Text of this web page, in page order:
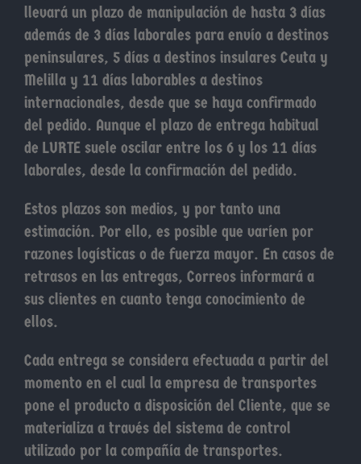
llevará un plazo de manipulación de hasta 3 días
además de 3 días laborales para envío a destinos
peninsulares, 5 días a destinos insulares Ceuta y
Melilla y 11 días laborables a destinos
internacionales, desde que se haya confirmado
del pedido. Aunque el plazo de entrega habitual
de LURTE suele oscilar entre los 6 y los 11 días
laborales, desde la confirmación del pedido.
Estos plazos son medios, y por tanto una
estimación. Por ello, es posible que varíen por
razones logísticas o de fuerza mayor. En casos de
retrasos en las entregas, Correos informará a
sus clientes en cuanto tenga conocimiento de
ellos.
Cada entrega se considera efectuada a partir del
momento en el cual la empresa de transportes
pone el producto a disposición del Cliente, que se
materializa a través del sistema de control
utilizado por la compañía de transportes.